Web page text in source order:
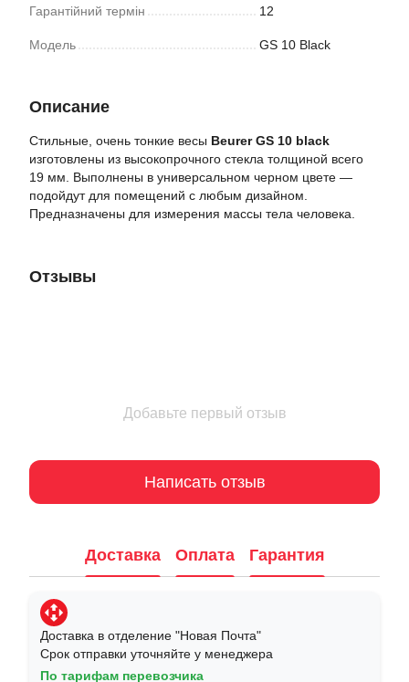
Гарантійний термін 12
Модель GS 10 Black
Описание
Стильные, очень тонкие весы Beurer GS 10 black
изготовлены из высокопрочного стекла толщиной всего
19 мм. Выполнены в универсальном черном цвете —
подойдут для помещений с любым дизайном.
Предназначены для измерения массы тела человека.
Отзывы
Добавьте первый отзыв
Написать отзыв
Доставка Оплата Гарантия
Доставка в отделение "Новая Почта"
Срок отправки уточняйте у менеджера
По тарифам перевозчика